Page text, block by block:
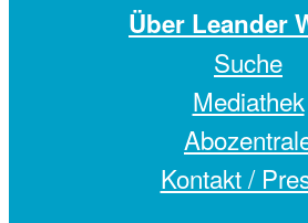
Über Leander
Suche
Mediathek
Kontakt /